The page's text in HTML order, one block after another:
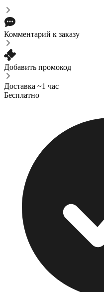
Комментарий к заказу
Добавить промокод
Доставка ~1 час
Бесплатно